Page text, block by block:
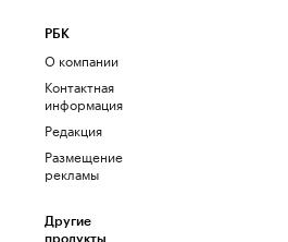
РБК
О компании
Контактная
информация
Редакция
Размещение
рекламы
Другие
продукты